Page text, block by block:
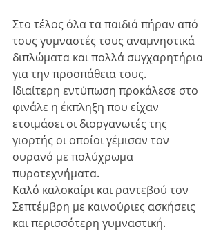
Στο τέλος όλα τα παιδιά πήραν από
τους γυμναστές τους αναμνηστικά
διπλώματα και πολλά συγχαρητήρια
για την προσπάθεια τους.
Ιδιαίτερη εντύπωση προκάλεσε στο
φινάλε η έκπληξη που είχαν
ετοιμάσει οι διοργανωτές της
γιορτής οι οποίοι γέμισαν τον
ουρανό με πολύχρωμα
πυροτεχνήματα.
Καλό καλοκαίρι και ραντεβού τον
Σεπτέμβρη με καινούριες ασκήσεις
και περισσότερη γυμναστική.